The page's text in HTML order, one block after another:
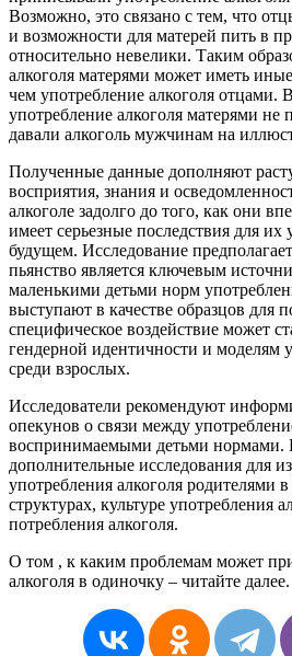
Возможно, это связано с тем, что
и возможности для матерей пить в
относительно невелики. Таким
алкоголя матерями может иметь
чем употребление алкоголя отцами.
употребление алкоголя матерями не
давали алкоголь мужчинам на
Полученные данные дополняют
восприятия, знания и
алкоголе задолго до того, как они
имеет серьезные последствия для их
будущем. Исследование
пьянство является ключевым
маленькими детьми норм
выступают в качестве образцов для
специфическое воздействие может
гендерной идентичности и моделям
среди взрослых.
Исследователи рекомендуют
опекунов о связи между
воспринимаемыми детьми нормами.
дополнительные исследования для
употребления алкоголя родителями
структурах, культуре употребления
потребления алкоголя.
О том , к каким проблемам может
алкоголя в одиночку – читайте далее.